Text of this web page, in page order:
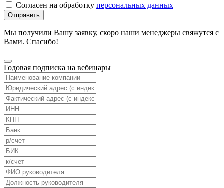
Согласен на обработку персональных данных
Отправить
Мы получили Вашу заявку, скоро наши менеджеры свяжутся с
Вами. Спасибо!
Годовая подписка на вебинары